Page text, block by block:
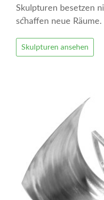
Skulpturen besetzen
schaffen neue Räume.
Skulpturen ansehen